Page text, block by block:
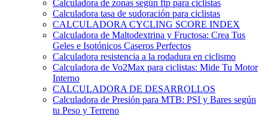
Calculadora de zonas según ftp para ciclistas
Calculadora tasa de sudoración para ciclistas
CALCULADORA CYCLING SCORE INDEX
Calculadora de Maltodextrina y Fructosa: Crea Tus
Geles e Isotónicos Caseros Perfectos
Calculadora resistencia a la rodadura en ciclismo
Calculadora de Vo2Max para ciclistas: Mide Tu Motor
Interno
CALCULADORA DE DESARROLLOS
Calculadora de Presión para MTB: PSI y Bares según
tu Peso y Terreno